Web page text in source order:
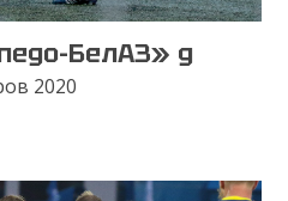
БелАЗ» д
2020